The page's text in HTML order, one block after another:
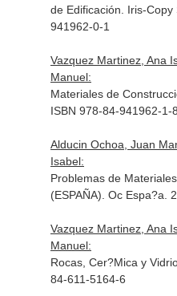
de Edificación. Iris-
941962-0-1
Vazquez Martinez, Ana
Manuel:
Materiales de
ISBN 978-84-941962-1-8
Alducin Ochoa, Juan
Isabel:
Problemas de
(ESPAÑA). Oc Espa?a.
Vazquez Martinez, Ana
Manuel:
Rocas, Cer?Mica y
84-611-5164-6